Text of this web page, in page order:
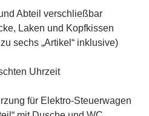
Abteil verschließbar
Laken und Kopfkissen
sechs „Artikel“ inklusive)
Uhrzeit
für Elektro-Steuerwagen